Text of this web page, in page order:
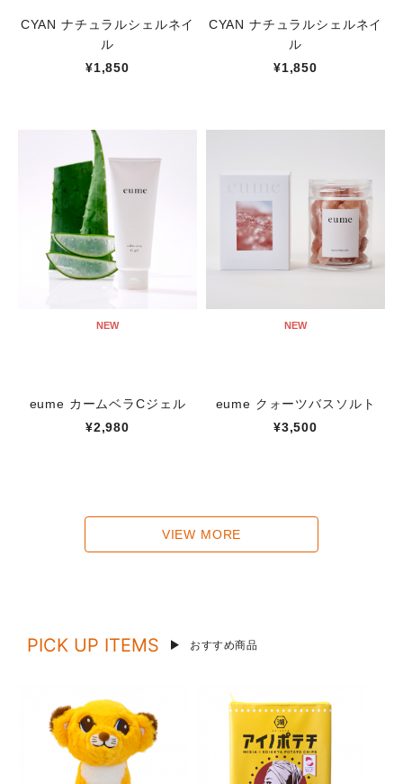
CYAN ナチュラルシェルネイ
ル
¥1,850
CYAN ナチュラルシェルネイ
ル
¥1,850
NEW
eume カームベラCジェル
¥2,980
NEW
eume クォーツバスソルト
¥3,500
VIEW MORE
PICK UP ITEMS おすすめ商品